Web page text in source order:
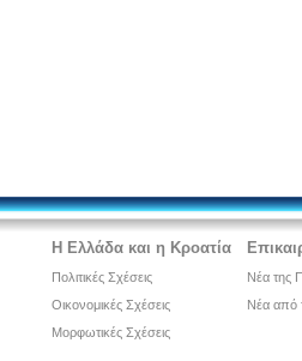
Η Ελλάδα και η Κροατία
Πολιτικές Σχέσεις
Οικονομικές Σχέσεις
Μορφωτικές Σχέσεις
Νέα της
Νέα από